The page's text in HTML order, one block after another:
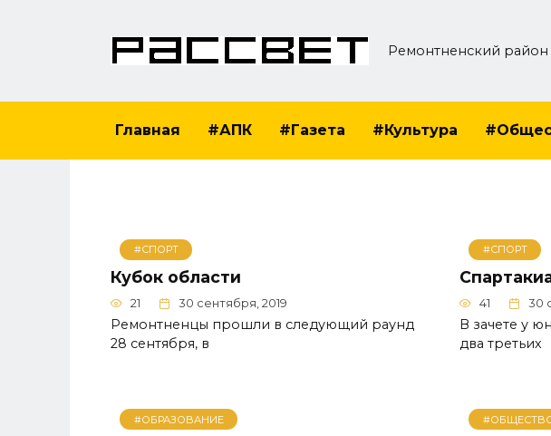
Ремонтненский район
Главная #АПК #Газета #Культура
#СПОРТ
Кубок области
21 30 сентября, 2019
Ремонтненцы прошли в следующий раунд
28 сентября, в
#СПОРТ
41 30
В зачете у
два третьих
#ОБРАЗОВАНИЕ